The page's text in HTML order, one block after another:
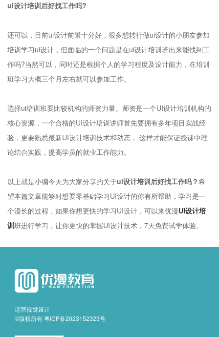
ui设计培训后好找工作吗?
还可以，目前ui设计前景十分好，很多想转行做ui设计的小朋友参加
培训学习ui设计，但面临的一个问题是在ui设计培训班出来能找到工
作吗?当然可以，同时还是根据个人的学习程度及设计能力，在培训
班学习大概三个月左右就可以参加工作。
选择ui培训班要比较机构的师资力量。师资是一个UI设计培训机构的
核心资源，一个合格的UI设计培训讲师首先要拥有多年项目实战经
验，更要熟悉最新UI设计培训技术和动态， 这样才能保证授课中理
论结合实践，提高学员的就业工作能力。
以上就是小编今天为大家分享的关于ui设计培训后好找工作吗？希
望本篇文章能够对想要零基础学习UI设计的你有所帮助，学习是一
个漫长的过程，如果你想更快的学习UI设计，可以来优漫UI设计培
训班进行学习，让你更快的掌握UI设计技术，7天免费试学体验。
运营视觉设计
©版权所有粤ICP备2023152323号